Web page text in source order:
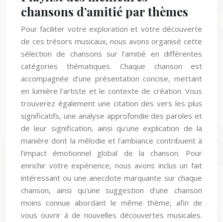
chansons d’amitié par thèmes
Pour faciliter votre exploration et votre découverte
de ces trésors musicaux, nous avons organisé cette
sélection de chansons sur l’amitié en différentes
catégories thématiques. Chaque chanson est
accompagnée d’une présentation concise, mettant
en lumière l’artiste et le contexte de création. Vous
trouverez également une citation des vers les plus
significatifs, une analyse approfondie des paroles et
de leur signification, ainsi qu’une explication de la
manière dont la mélodie et l’ambiance contribuent à
l’impact émotionnel global de la chanson. Pour
enrichir votre expérience, nous avons inclus un fait
intéressant ou une anecdote marquante sur chaque
chanson, ainsi qu’une suggestion d’une chanson
moins connue abordant le même thème, afin de
vous ouvrir à de nouvelles découvertes musicales.